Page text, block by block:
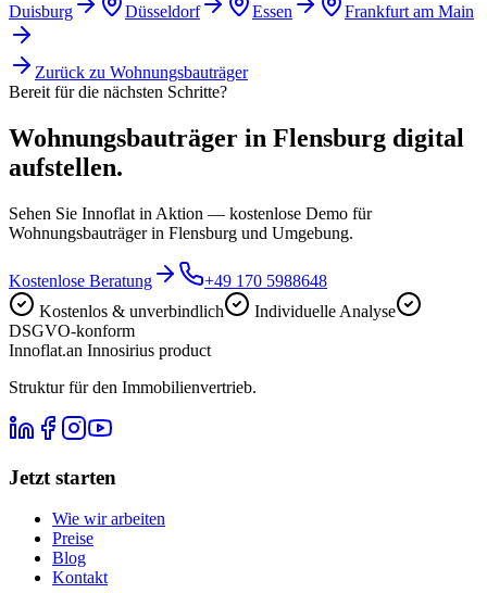
Duisburg
Düsseldorf Essen Frankfurt am Main
Zurück zu Wohnungsbauträger
Bereit für die nächsten Schritte?
Wohnungsbauträger in Flensburg digital
aufstellen.
Sehen Sie Innoflat in Aktion — kostenlose Demo für
Wohnungsbauträger in Flensburg und Umgebung.
Kostenlose Beratung
+49 170 5988648
Kostenlos & unverbindlich
Individuelle Analyse
DSGVO-konform
Innoflat.an Innosirius product
Struktur für den Immobilienvertrieb.
Jetzt starten
Wie wir arbeiten
Preise
Blog
Kontakt